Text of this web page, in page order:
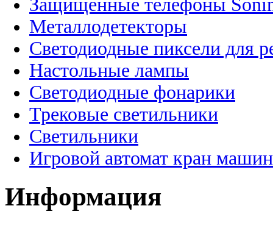
Защищенные телефоны
Металлодетекторы
Светодиодные пиксели для
Настольные лампы
Светодиодные фонарики
Трековые светильники
Светильники
Игровой автомат кран
Информация